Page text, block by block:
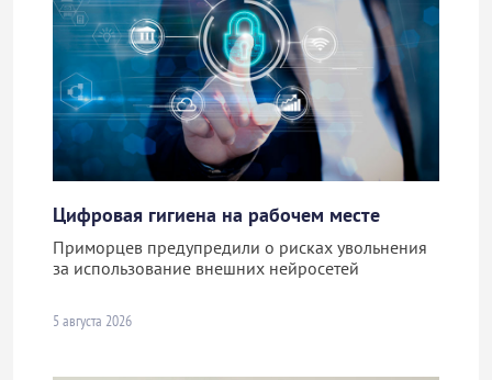
Цифровая гигиена на рабочем месте
Приморцев предупредили о рисках увольнения
за использование внешних нейросетей
5 августа 2026